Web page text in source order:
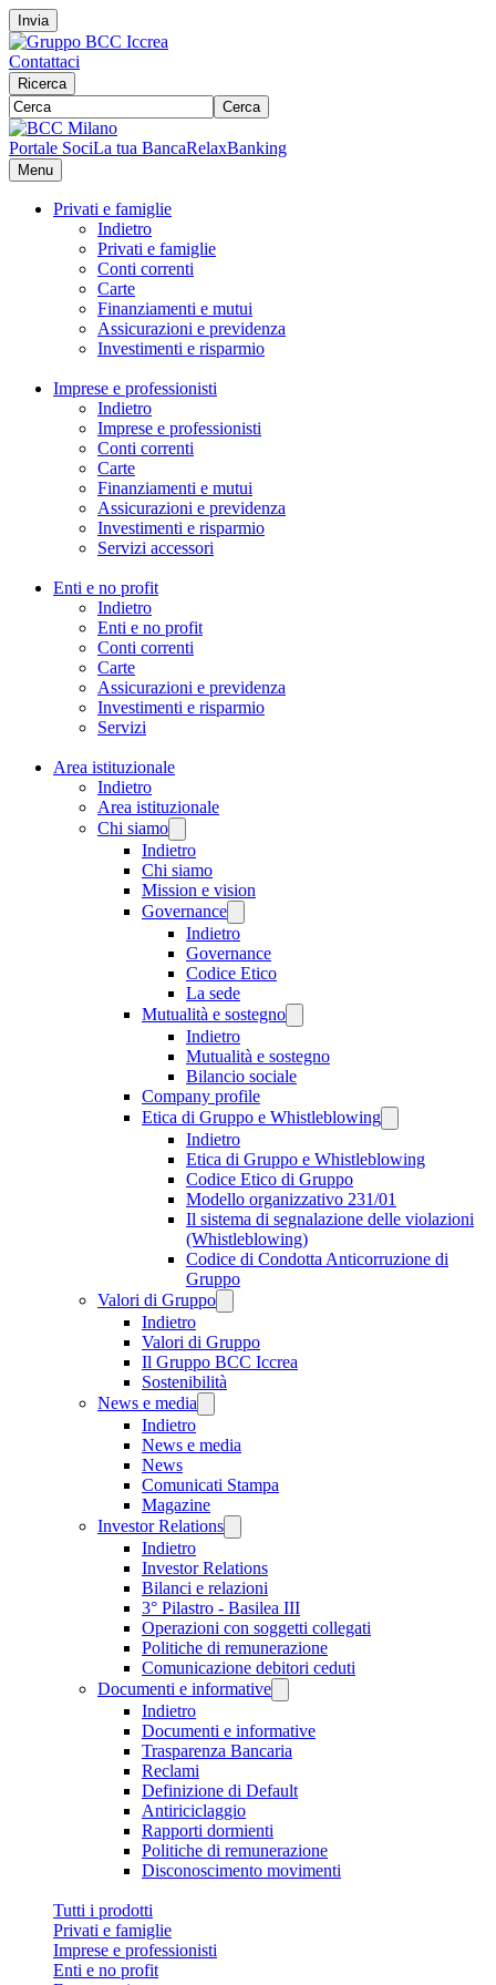
Invia
Contattaci
Ricerca
Cerca
Portale SociLa tua BancaRelaxBanking
Menu
Privati e famiglie
Indietro
Privati e famiglie
Conti correnti
Carte
Finanziamenti e mutui
Assicurazioni e previdenza
Investimenti e risparmio
Imprese e professionisti
Indietro
Imprese e professionisti
Conti correnti
Carte
Finanziamenti e mutui
Assicurazioni e previdenza
Investimenti e risparmio
Servizi accessori
Enti e no profit
Indietro
Enti e no profit
Conti correnti
Carte
Assicurazioni e previdenza
Investimenti e risparmio
Servizi
Area istituzionale
Indietro
Area istituzionale
Chi siamo
Indietro
Chi siamo
Mission e vision
Governance
Indietro
Governance
Codice Etico
La sede
Mutualità e sostegno
Indietro
Mutualità e sostegno
Bilancio sociale
Company profile
Etica di Gruppo e Whistleblowing
Indietro
Etica di Gruppo e Whistleblowing
Codice Etico di Gruppo
Modello organizzativo 231/01
Il sistema di segnalazione delle violazioni
(Whistleblowing)
Codice di Condotta Anticorruzione di
Gruppo
Valori di Gruppo
Indietro
Valori di Gruppo
Il Gruppo BCC Iccrea
Sostenibilità
News e media
Indietro
News e media
News
Comunicati Stampa
Magazine
Investor Relations
Indietro
Investor Relations
Bilanci e relazioni
3° Pilastro - Basilea III
Operazioni con soggetti collegati
Politiche di remunerazione
Comunicazione debitori ceduti
Documenti e informative
Indietro
Documenti e informative
Trasparenza Bancaria
Reclami
Definizione di Default
Antiriciclaggio
Rapporti dormienti
Politiche di remunerazione
Disconoscimento movimenti
Tutti i prodotti
Privati e famiglie
Imprese e professionisti
Enti e no profit